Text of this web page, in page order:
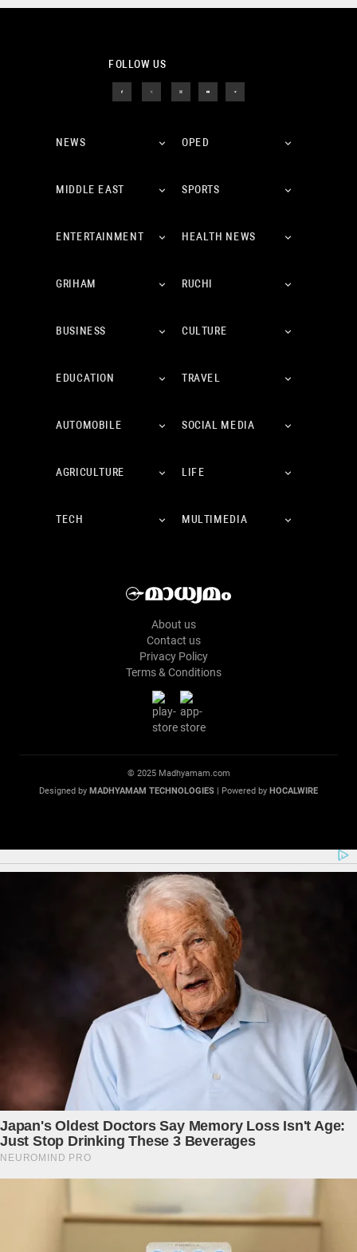
FOLLOW US
NEWS OPED
MIDDLE EAST SPORTS
ENTERTAINMENT HEALTH NEWS
GRIHAM RUCHI
BUSINESS CULTURE
EDUCATION TRAVEL
AUTOMOBILE SOCIAL MEDIA
AGRICULTURE LIFE
TECH MULTIMEDIA
About us
Contact us
Privacy Policy
Terms & Conditions
© 2025 Madhyamam.com
Designed by MADHYAMAM TECHNOLOGIES | Powered by HOCALWIRE